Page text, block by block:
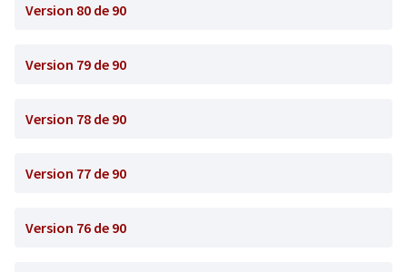
Version 80 de 90
Version 79 de 90
Version 78 de 90
Version 77 de 90
Version 76 de 90